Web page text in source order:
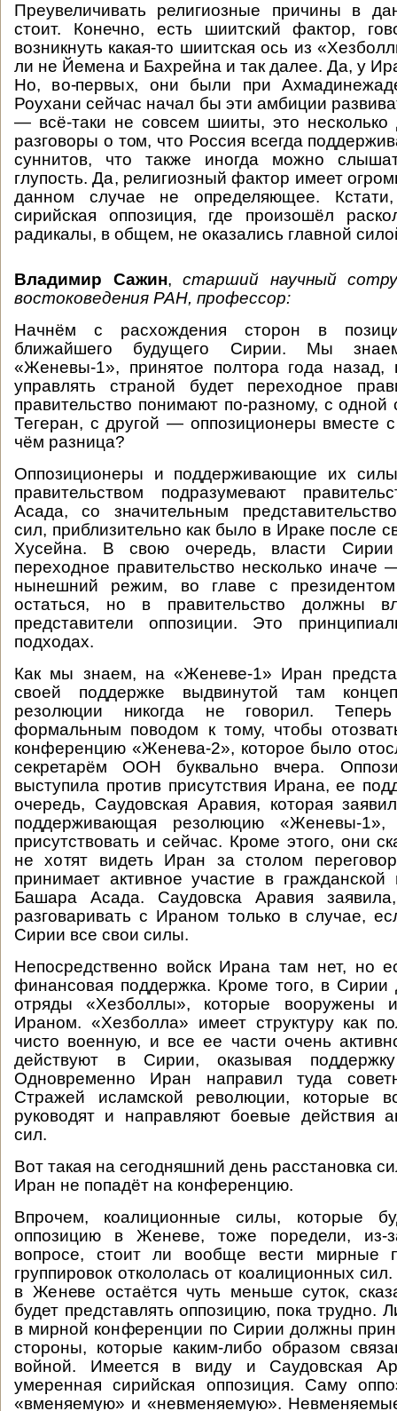
Преувеличивать религиозные причины в
стоит. Конечно, есть шиитский фактор,
возникнуть какая-то шиитская ось из
ли не Йемена и Бахрейна и так далее. Да, у
Но, во-первых, они были при
Роухани сейчас начал бы эти амбиции
— всё-таки не совсем шииты, это несколько
разговоры о том, что Россия всегда
суннитов, что также иногда можно
глупость. Да, религиозный фактор имеет
данном случае не определяющее.
сирийская оппозиция, где произошёл
радикалы, в общем, не оказались главной
Владимир Сажин,старший научный
востоковедения РАН, профессор:
Начнём с расхождения сторон в
ближайшего будущего Сирии. Мы
«Женевы-1», принятое полтора года назад,
управлять страной будет переходное
правительство понимают по-разному, с
Тегеран, с другой — оппозиционеры вместе
чём разница?
Оппозиционеры и поддерживающие их
правительством подразумевают
Асада, со значительным
сил, приблизительно как было в Ираке после
Хусейна. В свою очередь, власти
переходное правительство несколько иначе
нынешний режим, во главе с
остаться, но в правительство должны
представители оппозиции. Это
подходах.
Как мы знаем, на «Женеве-1» Иран
своей поддержке выдвинутой там
резолюции никогда не говорил.
формальным поводом к тому, чтобы
конференцию «Женева-2», которое было
секретарём ООН буквально вчера.
выступила против присутствия Ирана, ее
очередь, Саудовская Аравия, которая
поддерживающая резолюцию «Женевы-
присутствовать и сейчас. Кроме этого, они
не хотят видеть Иран за столом
принимает активное участие в
Башара Асада. Саудовска Аравия
разговаривать с Ираном только в случае,
Сирии все свои силы.
Непосредственно войск Ирана там нет, но
финансовая поддержка. Кроме того, в Сирии
отряды «Хезболлы», которые вооружены
Ираном. «Хезболла» имеет структуру как
чисто военную, и все ее части очень
действуют в Сирии, оказывая
Одновременно Иран направил туда
Стражей исламской революции, которые
руководят и направляют боевые действия
сил.
Вот такая на сегодняшний день расстановка
Иран не попадёт на конференцию.
Впрочем, коалиционные силы, которые
оппозицию в Женеве, тоже поредели, из-
вопросе, стоит ли вообще вести мирные
группировок откололась от коалиционных
в Женеве остаётся чуть меньше суток,
будет представлять оппозицию, пока трудно.
в мирной конференции по Сирии должны
стороны, которые каким-либо образом
войной. Имеется в виду и Саудовская
умеренная сирийская оппозиция. Саму
«вменяемую» и «невменяемую».